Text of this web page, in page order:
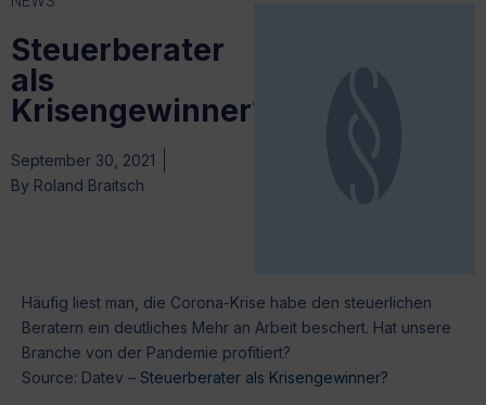
Steuerberater
als
Krisengewinner?
September 30, 2021
By Roland Braitsch
Häufig liest man, die Corona-Krise habe den steuerlichen
Beratern ein deutliches Mehr an Arbeit beschert. Hat unsere
Branche von der Pandemie profitiert?
Source: Datev – Steuerberater als Krisengewinner?